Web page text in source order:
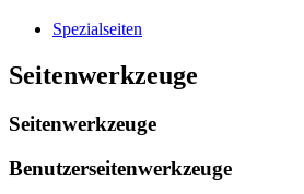
Spezialseiten
Seitenwerkzeuge
Seitenwerkzeuge
Benutzerseitenwerkzeuge